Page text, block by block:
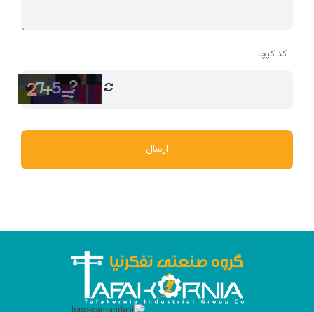
کد کپچا
ارسال